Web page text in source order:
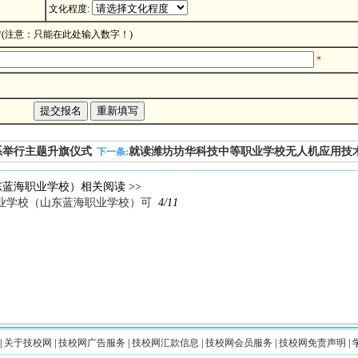
文化程度:
(注意：只能在此处输入数字！)
*
行主题升旗仪式 下一条:就读潍坊坊华科技中等职业学校无人机应用技
海职业学校）相关阅读 >>
学校（山东蓝海职业学校）可 4/11
关于技校网 技校网广告服务 技校网汇款信息 技校网会员服务 技校网免责声明